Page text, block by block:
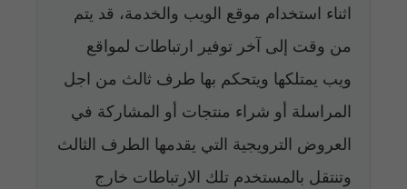
اثناء استخدام موقع الويب والخدمة، قد يتم
من وقت إلى آخر توفير ارتباطات لمواقع
ويب يمتلكها ويتحكم بها طرف ثالث من اجل
المراسلة أو شراء منتجات أو المشاركة في
العروض الترويجية التي يقدمها الطرف الثالث
وتنتقل بالمستخدم تلك الارتباطات خارج